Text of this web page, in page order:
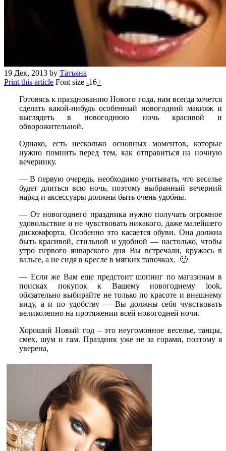
19 Дек, 2013 by Татьяна
Print this article Font size -16+
Готовясь к празднованию Нового года, нам всегда хочется
сделать какой-нибудь особенный новогодний макияж и
выглядеть в новогоднюю ночь красивой и
обворожительной.
Однако, есть несколько основных моментов, которые
нужно помнить перед тем, как отправиться на ночную
вечеринку.
— В первую очередь, необходимо учитывать, что веселье
будет длиться всю ночь, поэтому выбранный вечерний
наряд и аксессуары должны быть очень удобны.
— От новогоднего праздника нужно получать огромное
удовольствие и не чувствовать никакого, даже малейшего
дискомфорта. Особенно это касается обуви. Она должна
быть красивой, стильной и удобной — настолько, чтобы
утро первого январского дня Вы встречали, кружась в
вальсе, а не сидя в кресле в мягких тапочках. 🙂
— Если же Вам еще предстоит шопинг по магазинам в
поисках покупок к Вашему новогоднему look,
обязательно выбирайте не только по красоте и внешнему
виду, а и по удобству — Вы должны себя чувствовать
великолепно на протяжении всей новогодней ночи.
Хороший Новый год – это неугомонное веселье, танцы,
смех, шум и гам. Праздник уже не за горами, поэтому я
уверена,